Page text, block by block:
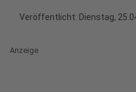
Veröffentlicht: Dienstag,
Anzeige